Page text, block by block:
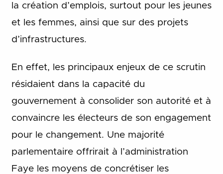
la création d’emplois, surtout pour les jeunes
et les femmes, ainsi que sur des projets
d’infrastructures.
En effet, les principaux enjeux de ce scrutin
résidaient dans la capacité du
gouvernement à consolider son autorité et à
convaincre les électeurs de son engagement
pour le changement. Une majorité
parlementaire offrirait à l’administration
Faye les moyens de concrétiser les